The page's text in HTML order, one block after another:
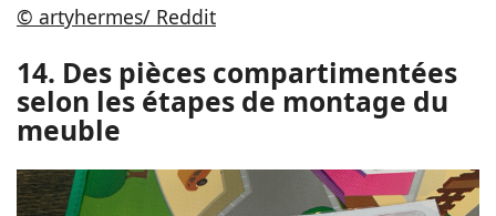
© artyhermes/ Reddit
14. Des pièces compartimentées
selon les étapes de montage du
meuble